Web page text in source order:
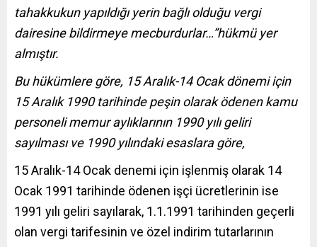
tahakkukun yapıldığı yerin bağlı olduğu vergi
dairesine bildirmeye mecburdurlar…”hükmü yer
almıştır.
Bu hükümlere göre, 15 Aralık-14 Ocak dönemi için
15 Aralık 1990 tarihinde peşin olaraködenen kamu
personeli memur aylıklarının 1990 yılı geliri
sayılması ve 1990 yılındaki esaslara göre,
15 Aralık-14 Ocak denemi için işlenmiş olarak 14
Ocak 1991 tarihinde ödenen işçi ücretlerinin ise
1991 yılı geliri sayılarak, 1.1.1991 tarihinden geçerli
olan vergi tarifesinin ve özel indirim tutarlarının